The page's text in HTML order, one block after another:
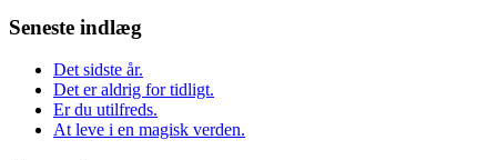
Seneste indlæg
Det sidste år.
Det er aldrig for tidligt.
Er du utilfreds.
At leve i en magisk verden.